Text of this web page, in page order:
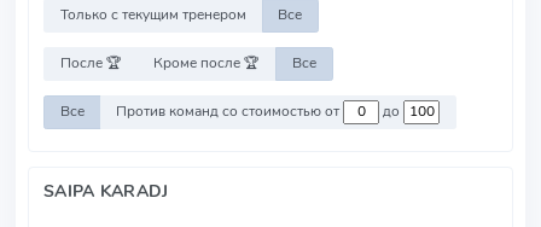
Только с текущим тренером Все
После 🏆 Кроме после 🏆 Все
Все Против команд со стоимостью от до
SAIPA KARADJ